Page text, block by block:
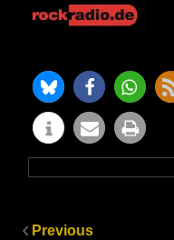
Previous